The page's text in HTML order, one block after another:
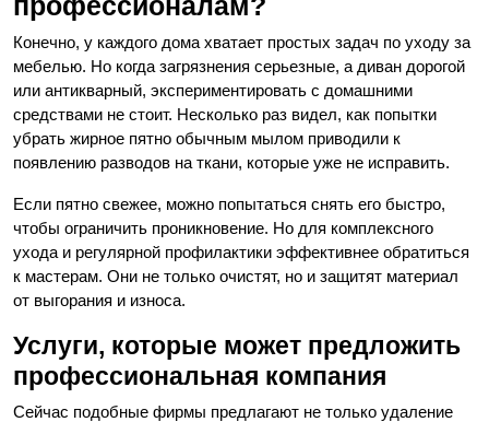
Конечно, у каждого дома хватает простых задач по уходу за
мебелью. Но когда загрязнения серьезные, а диван дорогой
или антикварный, экспериментировать с домашними
средствами не стоит. Несколько раз видел, как попытки
убрать жирное пятно обычным мылом приводили к
появлению разводов на ткани, которые уже не исправить.
Если пятно свежее, можно попытаться снять его быстро,
чтобы ограничить проникновение. Но для комплексного
ухода и регулярной профилактики эффективнее обратиться
к мастерам. Они не только очистят, но и защитят материал
от выгорания и износа.
Услуги, которые может предложить
профессиональная компания
Сейчас подобные фирмы предлагают не только удаление